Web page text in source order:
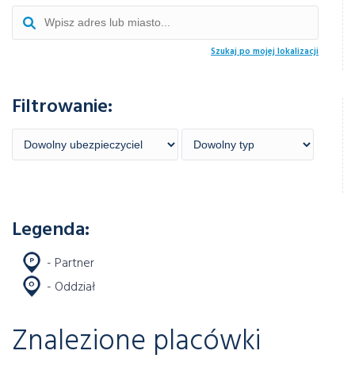
Szukaj po mojej lokalizacji
Filtrowanie:
Legenda:
- Partner
- Oddział
Znalezione placówki